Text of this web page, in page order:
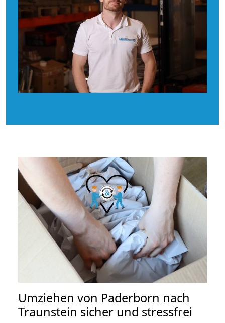
Umziehen von Paderborn nach
Traunstein sicher und stressfrei